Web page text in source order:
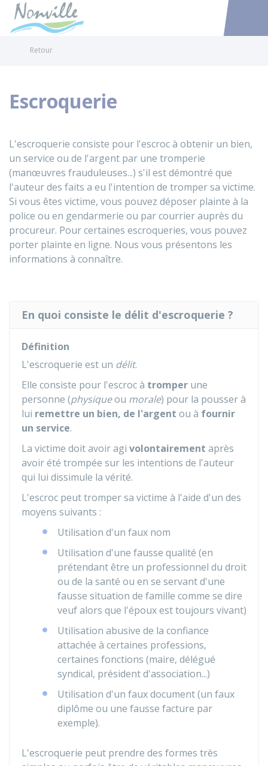
Accéder
Retour
Escroquerie
L'escroquerie consiste pour l'escroc à obtenir un bien,
un service ou de l'argent par une tromperie
(manœuvres frauduleuses...) s'il est démontré que
l'auteur des faits a eu l'intention de tromper sa victime.
Si vous êtes victime, vous pouvez déposer plainte à la
police ou en gendarmerie ou par courrier auprès du
procureur. Pour certaines escroqueries, vous pouvez
porter plainte en ligne. Nous vous présentons les
informations à connaître.
En quoi consiste le délit d'escroquerie ?
Définition
L'escroquerie est un délit.
Elle consiste pour l'escroc à tromper une
personne (physiqueou morale) pour la pousser à
lui remettre un bien, de l'argent ou à fournir
un service.
La victime doit avoir agi volontairement après
avoir été trompée sur les intentions de l'auteur
qui lui dissimule la vérité.
L'escroc peut tromper sa victime à l'aide d'un des
moyens suivants :
Utilisation d'un faux nom
Utilisation d'une fausse qualité (en
prétendant être un professionnel du droit
ou de la santé ou en se servant d'une
fausse situation de famille comme se dire
veuf alors que l'époux est toujours vivant)
Utilisation abusive de la confiance
attachée à certaines professions,
certaines fonctions (maire, délégué
syndical, président d'association...)
Utilisation d'un faux document (un faux
diplôme ou une fausse facture par
exemple).
L'escroquerie peut prendre des formes très